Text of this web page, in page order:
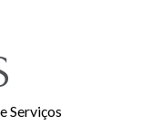
Serviços